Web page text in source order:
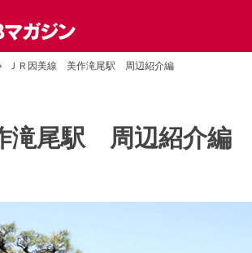
ＪＲ因美線 美作滝尾駅 周辺紹介編
滝尾駅 周辺紹介編